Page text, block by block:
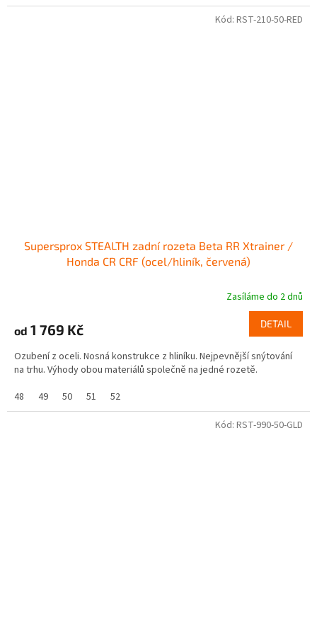
Supersprox STEALTH zadní rozeta Beta RR Xtrainer /
Honda CR CRF (ocel/hliník, červená)
Zasíláme do 2 dnů
od 1 769 Kč DETAIL
Ozubení z oceli. Nosná konstrukce z hliníku. Nejpevnější snýtování
na trhu. Výhody obou materiálů společně na jedné rozetě.
48
49 50 51 52
Kód: RST-210-50-RED
Kód: RST-990-50-GLD